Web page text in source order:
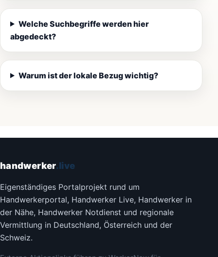
Welche Suchbegriffe werden hier
abgedeckt?
Warum ist der lokale Bezug wichtig?
handwerker.live
Eigenständiges Portalprojekt rund um
Handwerkerportal, Handwerker Live, Handwerker in
der Nähe, Handwerker Notdienst und regionale
Vermittlung in Deutschland, Österreich und der
Schweiz.